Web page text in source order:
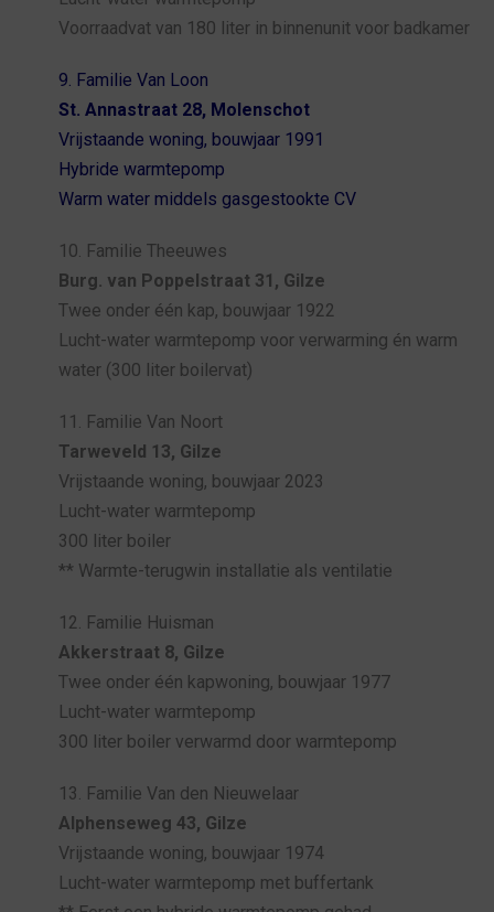
Voorraadvat van 180 liter in binnenunit voor badkamer
9. Familie Van Loon
St. Annastraat 28, Molenschot
Vrijstaande woning, bouwjaar 1991
Hybride warmtepomp
Warm water middels gasgestookte CV
10. Familie Theeuwes
Burg. van Poppelstraat 31, Gilze
Twee onder één kap, bouwjaar 1922
Lucht-water warmtepomp voor verwarming én warm
water (300 liter boilervat)
11. Familie Van Noort
Tarweveld 13, Gilze
Vrijstaande woning, bouwjaar 2023
Lucht-water warmtepomp
300 liter boiler
** Warmte-terugwin installatie als ventilatie
12. Familie Huisman
Akkerstraat 8, Gilze
Twee onder één kapwoning, bouwjaar 1977
Lucht-water warmtepomp
300 liter boiler verwarmd door warmtepomp
13. Familie Van den Nieuwelaar
Alphenseweg 43, Gilze
Vrijstaande woning, bouwjaar 1974
Lucht-water warmtepomp met buffertank